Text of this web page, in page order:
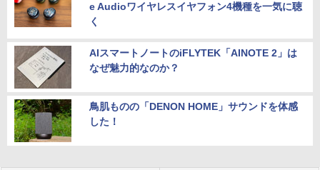
e Audioワイヤレスイヤフォン4機種を一気に聴
く
AIスマートノートのiFLYTEK「AINOTE 2」は
なぜ魅力的なのか？
鳥肌ものの「DENON HOME」サウンドを体感
した！